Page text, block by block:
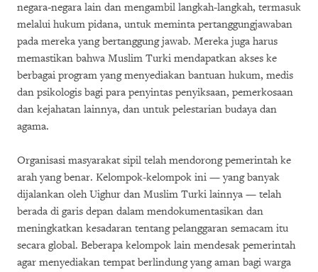
negara-negara lain dan mengambil langkah-langkah, termasuk
melalui hukum pidana, untuk meminta pertanggungjawaban
pada mereka yang bertanggung jawab. Mereka juga harus
memastikan bahwa Muslim Turki mendapatkan akses ke
berbagai program yang menyediakan bantuan hukum, medis
dan psikologis bagi para penyintas penyiksaan, pemerkosaan
dan kejahatan lainnya, dan untuk pelestarian budaya dan
agama.
Organisasi masyarakat sipil telah mendorong pemerintah ke
arah yang benar. Kelompok-kelompok ini — yang banyak
dijalankan oleh Uighur dan Muslim Turki lainnya — telah
berada di garis depan dalam mendokumentasikan dan
meningkatkan kesadaran tentang pelanggaran semacam itu
secara global. Beberapa kelompok lain mendesak pemerintah
agar menyediakan tempat berlindung yang aman bagi warga